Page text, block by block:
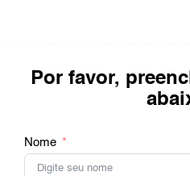
Por favor,
Nome